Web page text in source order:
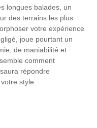
longues balades, un
des terrains les plus
votre expérience
joue pourtant un
de maniabilité et
comment
répondre
style.